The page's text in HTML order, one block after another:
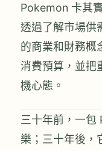
Pokemon 卡其
透過了解市場供
的商業和財務概
消費預算，並把
機心態。
三十年前，一包
樂；三十年後，